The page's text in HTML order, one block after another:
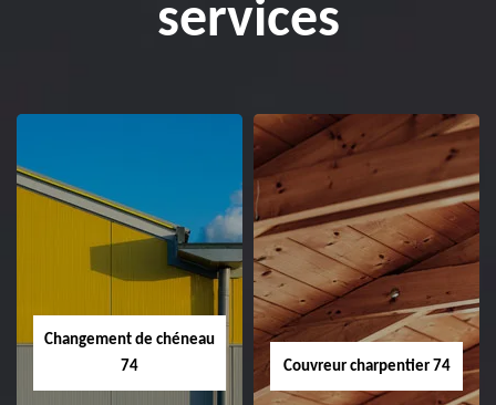
services
Changement de chéneau
74
Couvreur charpentier 74